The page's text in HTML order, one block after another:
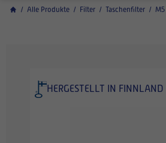
/ Alle Produkte / Filter / Taschenfilter / M5
HERGESTELLT IN FINNLAND